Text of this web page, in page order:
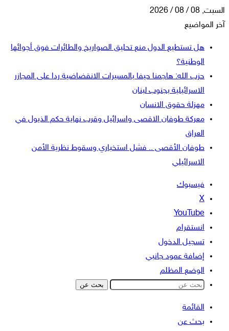
السبت, 08 / 08 / 2026
آخر المواضيع
هل تستطيع الدول منع تحليق الصواريخ والطائرات فوق أجوائها
الوطنية؟
حزب الله: هاجمنا حيفا بالمسيرات الانقضاضية ردا على المجازر
الاسرائيلية بجنوب لبنان
مهزلة حقوق الانسان
معركة طوفان الاقصى واسرائيل وقرب نهاية حكم الذيول في
العراق
طوفان الأقصى .. فشل استخباري وسقوط نظرية الأمن
الاسرائيلي
فيسبوك
‫X
‫YouTube
انستقرام
تسجيل الدخول
إضافة عمود جانبي
الوضع المظلم
بحث عن
القائمة
بحث عن